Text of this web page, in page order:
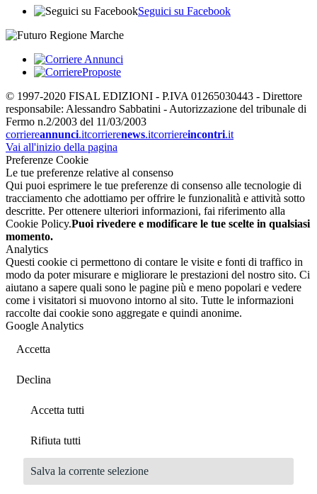
Seguici su Facebook
© 1997-2020 FISAL EDIZIONI - P.IVA 01265030443 - Direttore
responsabile: Alessandro Sabbatini - Autorizzazione del tribunale di
Fermo n.2/2003 del 11/03/2003
corriereannunci.itcorrierenews.itcorriereincontri.it
Vai all'inizio della pagina
Preferenze Cookie
Le tue preferenze relative al consenso
Qui puoi esprimere le tue preferenze di consenso alle tecnologie di
tracciamento che adottiamo per offrire le funzionalità e attività sotto
descritte. Per ottenere ulteriori informazioni, fai riferimento alla
Cookie Policy.Puoi rivedere e modificare le tue scelte in qualsiasi
momento.
Analytics
Questi cookie ci permettono di contare le visite e fonti di traffico in
modo da poter misurare e migliorare le prestazioni del nostro sito. Ci
aiutano a sapere quali sono le pagine più e meno popolari e vedere
come i visitatori si muovono intorno al sito. Tutte le informazioni
raccolte dai cookie sono aggregate e quindi anonime.
Google Analytics
Accetta
Declina
Accetta tutti
Rifiuta tutti
Salva la corrente selezione